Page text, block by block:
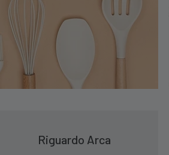
Riguardo Arca